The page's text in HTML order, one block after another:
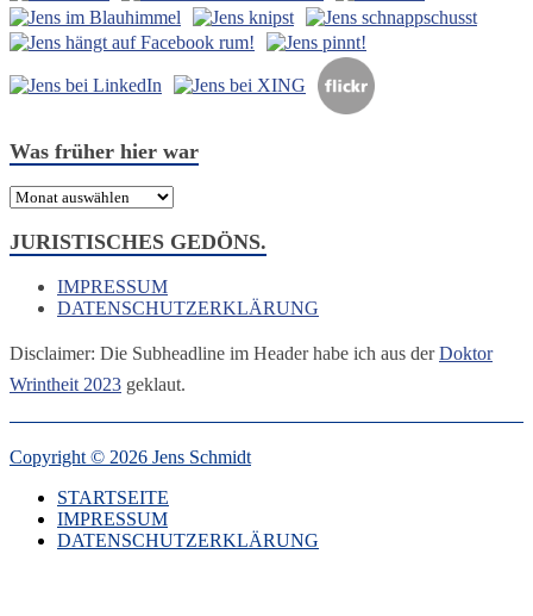
Was früher hier war
Was
hier
war
JURISTISCHES GEDÖNS.
IMPRESSUM
DATENSCHUTZERKLÄRUNG
Disclaimer: Die Subheadline im Header habe ich aus derDoktor
Wrintheit 2023 geklaut.
Copyright © 2026 Jens Schmidt
STARTSEITE
IMPRESSUM
DATENSCHUTZERKLÄRUNG